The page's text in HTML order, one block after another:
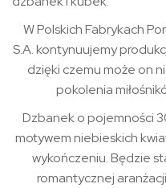
W Polskich Fabrykach
S.A. kontynuujemy
dzięki czemu może on
pokolenia
Dzbanek o pojemności
motywem niebieskich
wykończeniu. Będzie
romantycznej